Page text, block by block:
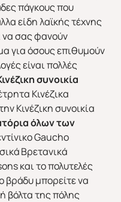
πάγκους που
είδη λαϊκής τέχνης
να σας φανούν
για όσους επιθυμούν
είναι πολλές
συνοικία
Κινέζικα
Κινέζικη συνοικία
όλων των
Gaucho
Βρετανικά
και το πολυτελές
βράδυ μπορείτε να
βόλτα της πόλης